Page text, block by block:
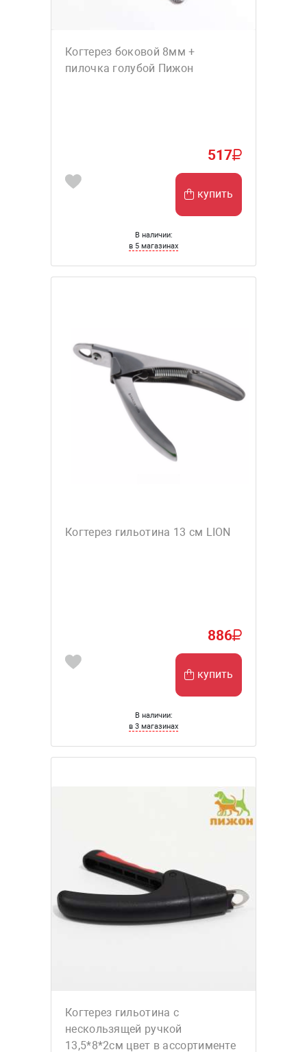
Когтерез боковой 8мм +
пилочка голубой Пижон
517
купить
В наличии:
в 5 магазинах
Когтерез гильотина 13 см LION
886
купить
В наличии:
в 3 магазинах
Когтерез гильотина с
нескользящей ручкой
13,5*8*2см цвет в ассортименте